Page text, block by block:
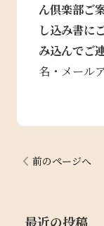
ん倶楽部ご
し込み書に
み込んで
名・メール
前のページへ
最近の投稿